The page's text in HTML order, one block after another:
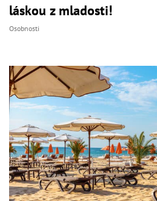
láskou z mladosti!
Osobnosti